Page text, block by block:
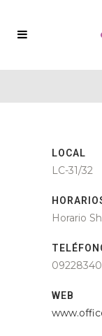
LOCAL
LC-31/32
Horario
WEB